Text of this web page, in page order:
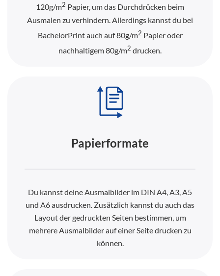
120g/m2 Papier, um das Durchdrücken beim
Ausmalen zu verhindern. Allerdings kannst du bei
BachelorPrint auch auf 80g/m2 Papier oder
nachhaltigem 80g/m2 drucken.
Papierformate
Du kannst deine Ausmalbilder im DIN A4, A3, A5
und A6 ausdrucken. Zusätzlich kannst du auch das
Layout der gedruckten Seiten bestimmen, um
mehrere Ausmalbilder auf einer Seite drucken zu
können.